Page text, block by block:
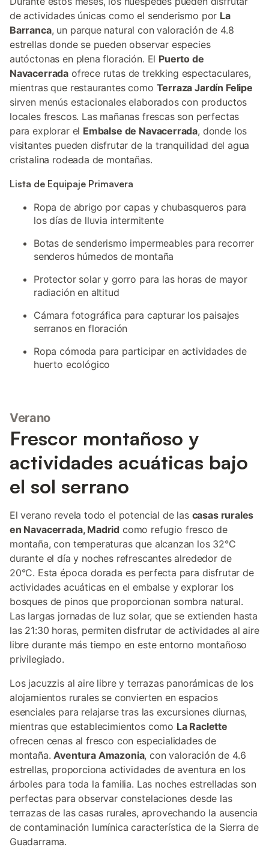
de actividades únicas como el senderismo por La
Barranca, un parque natural con valoración de 4.8
estrellas donde se pueden observar especies
autóctonas en plena floración. El Puerto de
Navacerrada ofrece rutas de trekking espectaculares,
mientras que restaurantes como Terraza Jardín Felipe
sirven menús estacionales elaborados con productos
locales frescos. Las mañanas frescas son perfectas
para explorar el Embalse de Navacerrada, donde los
visitantes pueden disfrutar de la tranquilidad del agua
cristalina rodeada de montañas.
Lista de Equipaje Primavera
Ropa de abrigo por capas y chubasqueros para
los días de lluvia intermitente
Botas de senderismo impermeables para recorrer
senderos húmedos de montaña
Protector solar y gorro para las horas de mayor
radiación en altitud
Cámara fotográfica para capturar los paisajes
serranos en floración
Ropa cómoda para participar en actividades de
huerto ecológico
Verano
Frescor montañoso y
actividades acuáticas bajo
el sol serrano
El verano revela todo el potencial de las casas rurales
en Navacerrada, Madrid como refugio fresco de
montaña, con temperaturas que alcanzan los 32°C
durante el día y noches refrescantes alrededor de
20°C. Esta época dorada es perfecta para disfrutar de
actividades acuáticas en el embalse y explorar los
bosques de pinos que proporcionan sombra natural.
Las largas jornadas de luz solar, que se extienden hasta
las 21:30 horas, permiten disfrutar de actividades al aire
libre durante más tiempo en este entorno montañoso
privilegiado.
Los jacuzzis al aire libre y terrazas panorámicas de los
alojamientos rurales se convierten en espacios
esenciales para relajarse tras las excursiones diurnas,
mientras que establecimientos como La Raclette
ofrecen cenas al fresco con especialidades de
montaña.Aventura Amazonia, con valoración de 4.6
estrellas, proporciona actividades de aventura en los
árboles para toda la familia. Las noches estrelladas son
perfectas para observar constelaciones desde las
terrazas de las casas rurales, aprovechando la ausencia
de contaminación lumínica característica de la Sierra de
Guadarrama.